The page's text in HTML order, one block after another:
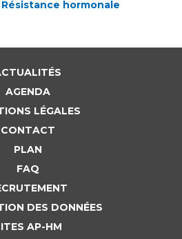
AGENDA
LÉGALES
CONTACT
PLAN
FAQ
DES DONNÉES
AP-HM